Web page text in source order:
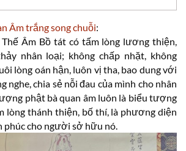
Âm trắng song chuỗi:
Âm Bồ tát có tấm lòng lương thiện,
nhân loại; không chấp nhặt, không
lòng oán hận, luôn vị tha, bao dung với
nghe, chia sẻ nỗi đau của mình cho nhân
phật bà quan âm luôn là biểu tượng
lòng thánh thiện, bố thí, là phương diện
phúc cho người sở hữu nó.